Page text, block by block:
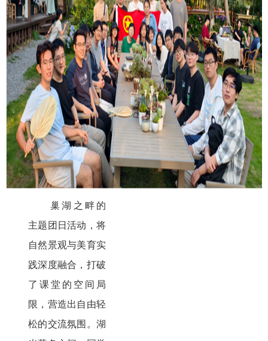
巢湖之畔的
主题团日活动，将
自然景观与美育实
践深度融合，打破
了课堂的空间局
限，营造出自由轻
松的交流氛围。湖